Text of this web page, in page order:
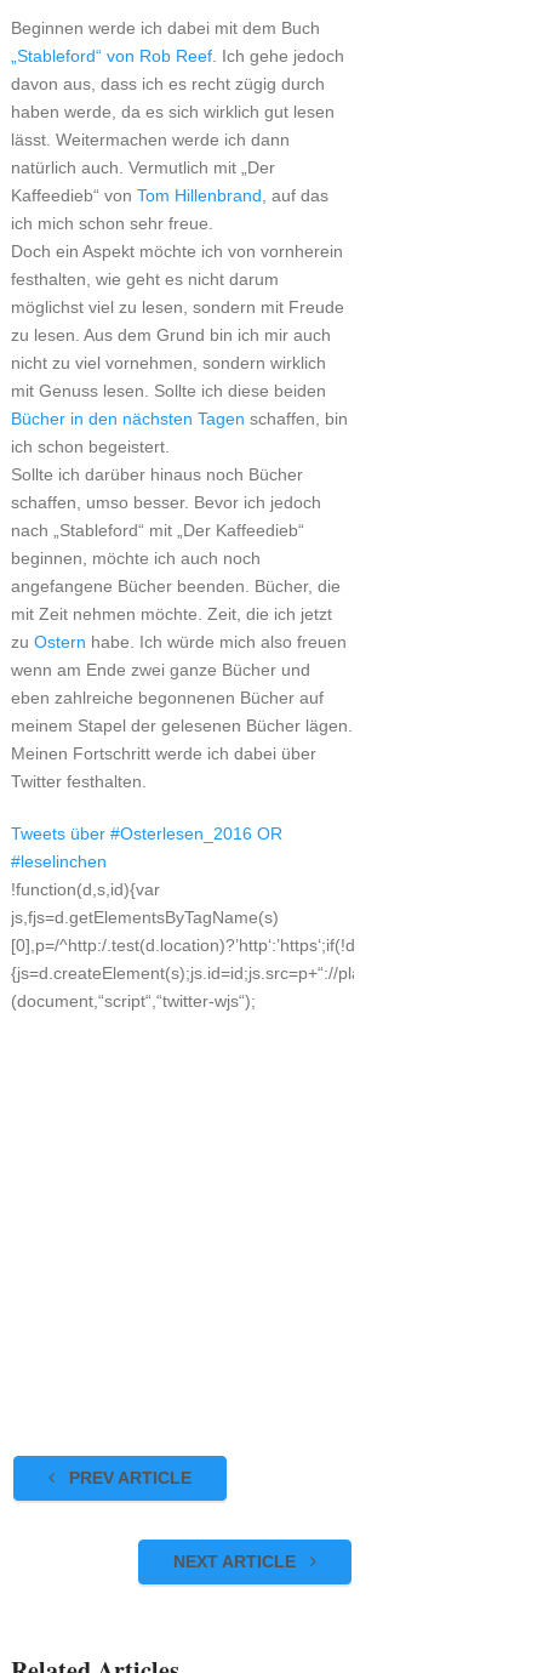
Beginnen werde ich dabei mit dem Buch
„Stableford“ von Rob Reef. Ich gehe jedoch
davon aus, dass ich es recht zügig durch
haben werde, da es sich wirklich gut lesen
lässt. Weitermachen werde ich dann
natürlich auch. Vermutlich mit „Der
Kaffeedieb“ von Tom Hillenbrand , auf das
ich mich schon sehr freue.
Doch ein Aspekt möchte ich von vornherein
festhalten, wie geht es nicht darum
möglichst viel zu lesen, sondern mit Freude
zu lesen. Aus dem Grund bin ich mir auch
nicht zu viel vornehmen, sondern wirklich
mit Genuss lesen. Sollte ich diese beiden
Bücher in den nächsten Tagen schaffen, bin
ich schon begeistert.
Sollte ich darüber hinaus noch Bücher
schaffen, umso besser. Bevor ich jedoch
nach „Stableford“ mit „Der Kaffeedieb“
beginnen, möchte ich auch noch
angefangene Bücher beenden. Bücher, die
mit Zeit nehmen möchte. Zeit, die ich jetzt
zu Ostern habe. Ich würde mich also freuen
wenn am Ende zwei ganze Bücher und
eben zahlreiche begonnenen Bücher auf
meinem Stapel der gelesenen Bücher lägen.
Meinen Fortschritt werde ich dabei über
Twitter festhalten.
Tweets über #Osterlesen_2016 OR
#leselinchen
!function(d,s,id){var
js,fjs=d.getElementsByTagName(s)
[0],p=/^http:/.test(d.location)?’http‘:’https‘;if(!d.getElementById(id))
{js=d.createElement(s);js.id=id;js.src=p+“://platform.twitter.com/
(document,“script“,“twitter-wjs“);
PREV ARTICLE
NEXT ARTICLE